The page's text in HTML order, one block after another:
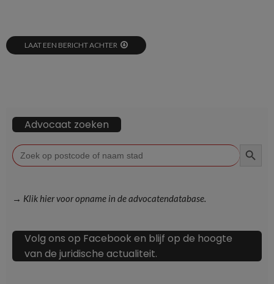
LAAT EEN BERICHT ACHTER
Advocaat zoeken
Zoek
naar:
→ Klik hier voor opname in de advocatendatabase.
Volg ons op Facebook en blijf op de hoogte
van de juridische actualiteit.